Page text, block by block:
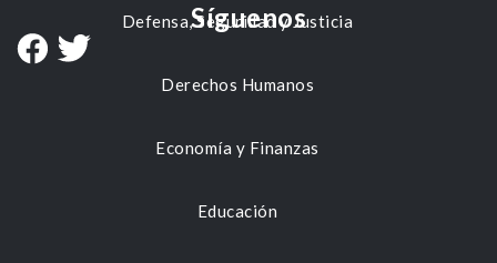
Defensa, Seguridad y Justicia
Derechos Humanos
Economía y Finanzas
Educación
Síguenos